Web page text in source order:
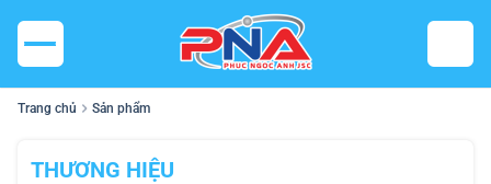
Trang chủ Sản phẩm
THƯƠNG HIỆU